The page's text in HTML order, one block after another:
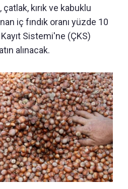
kırık ve kabuklu
iç fındık oranı yüzde 10
Sistemi'ne (ÇKS)
alınacak.